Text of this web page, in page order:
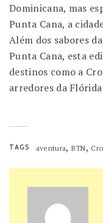
Dominicana, mas
Punta Cana, a
Além dos sabores
Punta Cana, esta
destinos como a
arredores da Flórida
TAGS aventura, BTN,